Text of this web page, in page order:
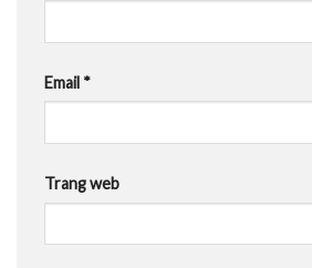
Email *
Trang web